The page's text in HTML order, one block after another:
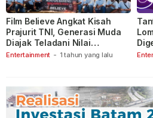
Entertainment - 1 tahun yang lalu
Film Believe Angkat Kisah
Prajurit TNI, Generasi Muda
Diajak Teladani Nilai
Keberanian